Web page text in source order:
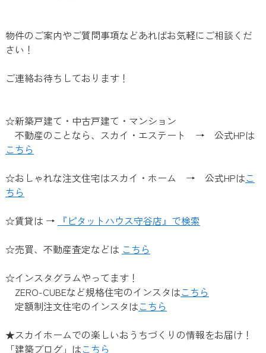
物件のご案内やご質問事項などあればお気軽にご相談くだ
さい！
ご連絡お待ちしております！
☆新築戸建て・中古戸建て・マンション
不動産のことなら、スカイ・エステート → 公式HPは
こちら
☆おしゃれな注文住宅はスカイ・ホーム → 公式HPはこ
ちら
☆賃貸は →
『ピタットハウス守谷店』で検索
☆売買、不動産査定などは こちら
☆インスタグラムやってます！
ZERO-CUBEなど規格住宅のインスタはこちら
定額制注文住宅のインスタはこちら
★スカイホームでの楽しいおうちづくりの情報をお届け！
「建築ブログ」はこちら